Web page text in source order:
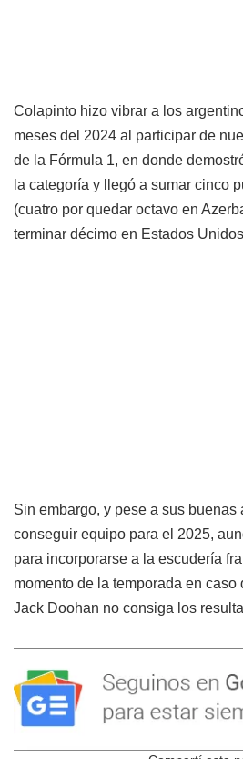
Colapinto hizo vibrar a los
meses del 2024 al participar de
de la Fórmula 1, en donde
la categoría y llegó a sumar cinco
(cuatro por quedar octavo en
terminar décimo en Estados
Sin embargo, y pese a sus buenas
conseguir equipo para el 2025,
para incorporarse a la escudería
momento de la temporada en
Jack Doohan no consiga los